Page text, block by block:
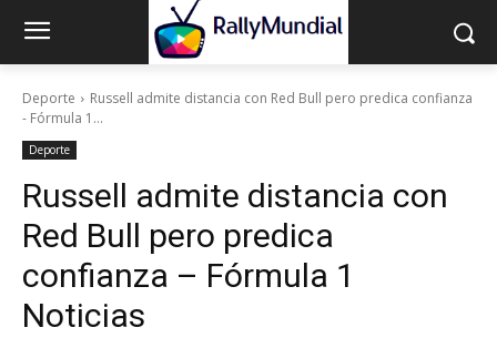
Deporte
Russell admite distancia con Red Bull pero predica confianza
- Fórmula 1...
Deporte
Russell admite distancia con
Red Bull pero predica
confianza – Fórmula 1
Noticias